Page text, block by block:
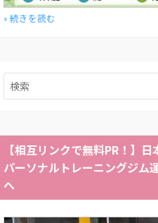
» 続きを読む
【相互リンクで無料PR！】日
パーソナルトレーニングジム
へ